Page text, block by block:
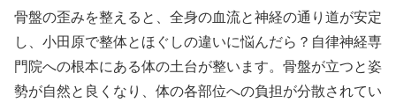
骨盤の歪みを整えると、全身の血流と神経の通り道が安定
し、小田原で整体とほぐしの違いに悩んだら？自律神経専
門院への根本にある体の土台が整います。骨盤が立つと姿
勢が自然と良くなり、体の各部位への負担が分散されてい